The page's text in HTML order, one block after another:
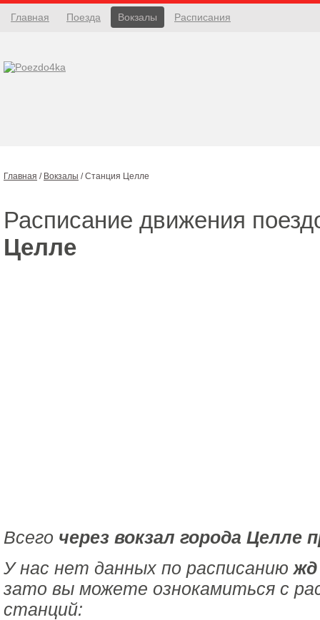
Главная Поезда Вокзалы Расписания
Главная / Вокзалы /Станция Целле
Расписание движения
Целле
Всего через вокзал города Целле
У нас нет данных по расписанию жд
зато вы можете ознокамиться с
станций: